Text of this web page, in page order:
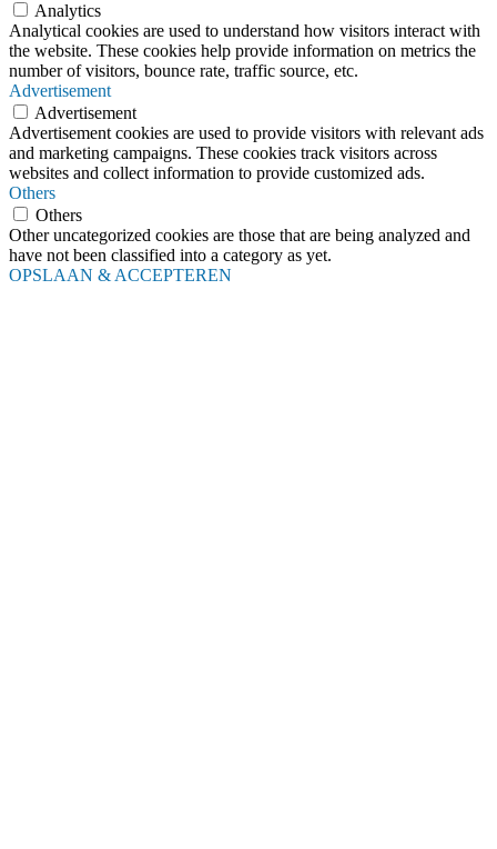
Analytics
Analytical cookies are used to understand how visitors interact with
the website. These cookies help provide information on metrics the
number of visitors, bounce rate, traffic source, etc.
Advertisement
Advertisement
Advertisement cookies are used to provide visitors with relevant ads
and marketing campaigns. These cookies track visitors across
websites and collect information to provide customized ads.
Others
Others
Other uncategorized cookies are those that are being analyzed and
have not been classified into a category as yet.
OPSLAAN & ACCEPTEREN